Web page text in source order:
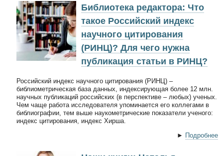
Библиотека редактора: Что
такое Российский индекс
научного цитирования
(РИНЦ)? Для чего нужна
публикация статьи в РИНЦ?
Российский индекс научного цитирования (РИНЦ) –
библиометрическая база данных, индексирующая более 12 млн.
научных публикаций российских (в перспективе – любых) ученых.
Чем чаще работа исследователя упоминается его коллегами в
библиографии, тем выше наукометрические показатели ученого:
индекс цитирования, индекс Хирша.
► Подробнее